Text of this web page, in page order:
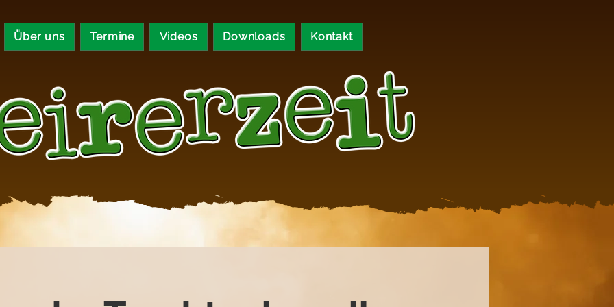
Über uns Termine Videos Downloads Kontakt